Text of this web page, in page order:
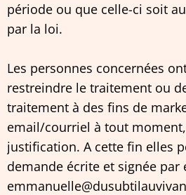
période ou que celle-ci soit
par la loi.
Les personnes concernées
restreindre le traitement ou
traitement à des fins de
email/courriel à tout
justification. A cette fin elles
demande écrite et signée